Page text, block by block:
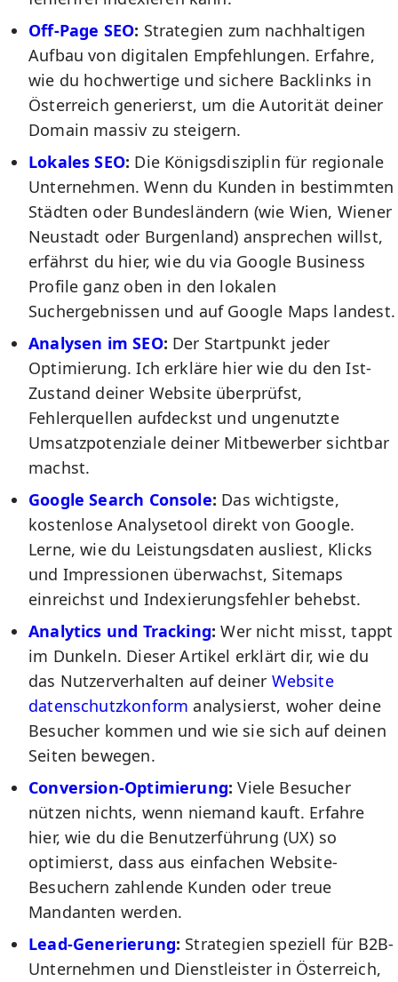
Off-Page SEO: Strategien zum nachhaltigen
Aufbau von digitalen Empfehlungen. Erfahre,
wie du hochwertige und sichere Backlinks in
Österreich generierst, um die Autorität deiner
Domain massiv zu steigern.
Lokales SEO: Die Königsdisziplin für regionale
Unternehmen. Wenn du Kunden in bestimmten
Städten oder Bundesländern (wie Wien, Wiener
Neustadt oder Burgenland) ansprechen willst,
erfährst du hier, wie du via Google Business
Profile ganz oben in den lokalen
Suchergebnissen und auf Google Maps landest.
Analysen im SEO: Der Startpunkt jeder
Optimierung. Ich erkläre hier wie du den Ist-
Zustand deiner Website überprüfst,
Fehlerquellen aufdeckst und ungenutzte
Umsatzpotenziale deiner Mitbewerber sichtbar
machst.
Google Search Console: Das wichtigste,
kostenlose Analysetool direkt von Google.
Lerne, wie du Leistungsdaten ausliest, Klicks
und Impressionen überwachst, Sitemaps
einreichst und Indexierungsfehler behebst.
Analytics und Tracking: Wer nicht misst, tappt
im Dunkeln. Dieser Artikel erklärt dir, wie du
das Nutzerverhalten auf deiner Website
datenschutzkonform analysierst, woher deine
Besucher kommen und wie sie sich auf deinen
Seiten bewegen.
Conversion-Optimierung: Viele Besucher
nützen nichts, wenn niemand kauft. Erfahre
hier, wie du die Benutzerführung (UX) so
optimierst, dass aus einfachen Website-
Besuchern zahlende Kunden oder treue
Mandanten werden.
Lead-Generierung: Strategien speziell für B2B-
Unternehmen und Dienstleister in Österreich,